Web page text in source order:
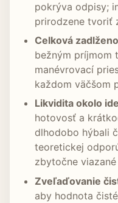
pokrýva odpisy;
prirodzene tvoriť
Celková
bežným príjmom
manévrovací
každom väčšom
Likvidita okolo
hotovosť a
dlhodobo hýbali
teoretickej
zbytočne
Zveľaďovanie
aby hodnota